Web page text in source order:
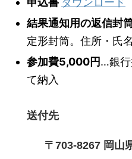
結果通知用の返信封
定形封筒。住所・氏
参加費5,000円…銀行
て納入
送付先
〒703-8267 岡山